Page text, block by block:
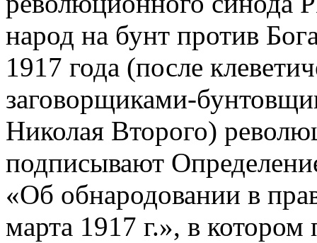
народ на бунт против
1917 года (после
заговорщиками-
Николая Второго)
подписывают
«Об обнародовании в
марта 1917 г.», в котором